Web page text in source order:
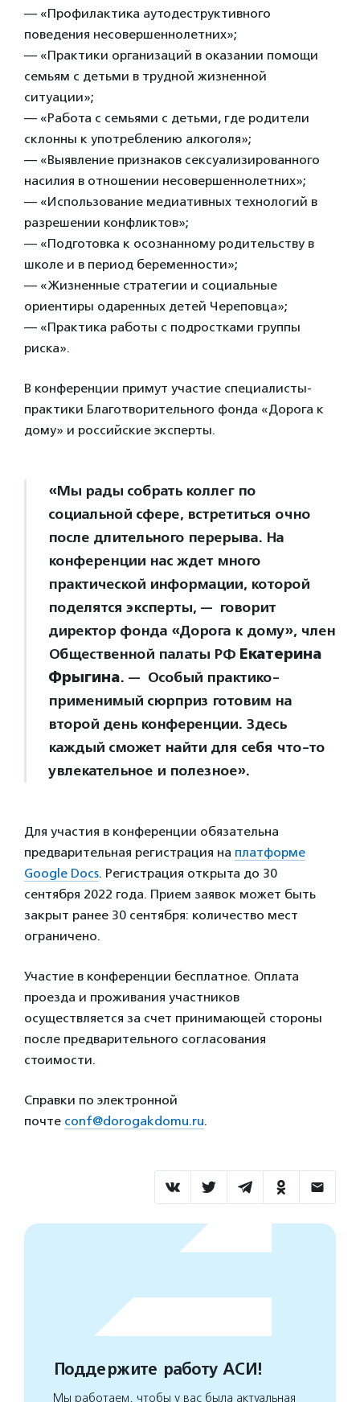
— «Профилактика аутодеструктивного
поведения несовершеннолетних»;
— «Практики организаций в оказании помощи
семьям с детьми в трудной жизненной
ситуации»;
— «Работа с семьями с детьми, где родители
склонны к употреблению алкоголя»;
— «Выявление признаков сексуализированного
насилия в отношении несовершеннолетних»;
— «Использование медиативных технологий в
разрешении конфликтов»;
— «Подготовка к осознанному родительству в
школе и в период беременности»;
— «Жизненные стратегии и социальные
ориентиры одаренных детей Череповца»;
— «Практика работы с подростками группы
риска».
В конференции примут участие специалисты-
практики Благотворительного фонда «Дорога к
дому» и российские эксперты.
«Мы рады собрать коллег по
социальной сфере, встретиться очно
после длительного перерыва. На
конференции нас ждет много
практической информации, которой
поделятся эксперты, — говорит
директор фонда «Дорога к дому», член
Общественной палаты РФ Екатерина
Фрыгина. — Особый практико-
применимый сюрприз готовим на
второй день конференции. Здесь
каждый сможет найти для себя что-то
увлекательное и полезное».
Для участия в конференции обязательна
предварительная регистрация на платформе
Google Docs. Регистрация открыта до 30
сентября 2022 года. Прием заявок может быть
закрыт ранее 30 сентября: количество мест
ограничено.
Участие в конференции бесплатное. Оплата
проезда и проживания участников
осуществляется за счет принимающей стороны
после предварительного согласования
стоимости.
Справки по электронной
почте conf@dorogakdomu.ru.
Поддержите работу АСИ!
Мы работаем, чтобы у вас была актуальная